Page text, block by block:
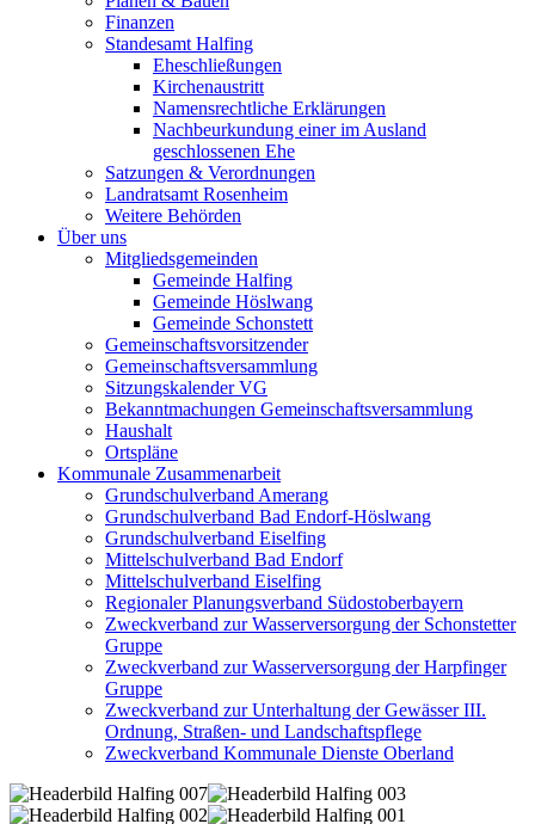
Finanzen
Standesamt Halfing
Eheschließungen
Kirchenaustritt
Namensrechtliche Erklärungen
Nachbeurkundung einer im Ausland
geschlossenen Ehe
Satzungen & Verordnungen
Landratsamt Rosenheim
Weitere Behörden
Über uns
Mitgliedsgemeinden
Gemeinde Halfing
Gemeinde Höslwang
Gemeinde Schonstett
Gemeinschaftsvorsitzender
Gemeinschaftsversammlung
Sitzungskalender VG
Bekanntmachungen Gemeinschaftsversammlung
Haushalt
Ortspläne
Kommunale Zusammenarbeit
Grundschulverband Amerang
Grundschulverband Bad Endorf-Höslwang
Grundschulverband Eiselfing
Mittelschulverband Bad Endorf
Mittelschulverband Eiselfing
Regionaler Planungsverband Südostoberbayern
Zweckverband zur Wasserversorgung der Schonstetter
Gruppe
Zweckverband zur Wasserversorgung der Harpfinger
Gruppe
Zweckverband zur Unterhaltung der Gewässer III.
Ordnung, Straßen- und Landschaftspflege
Zweckverband Kommunale Dienste Oberland